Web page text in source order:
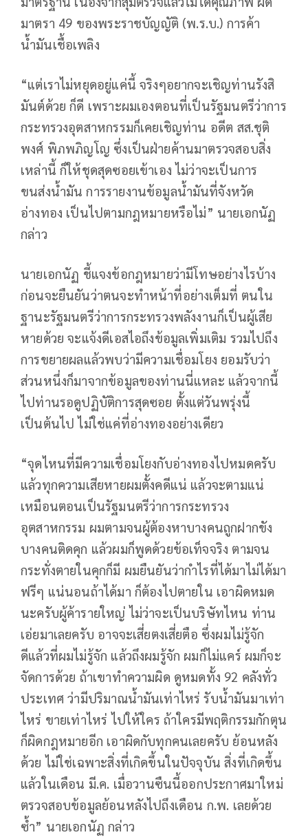
มาตรา 49 ของพระราชบัญญัติ (พ.ร.บ.) การค้า
น้ำมันเชื้อเพลิง
“แต่เราไม่หยุดอยู่แค่นี้ จริงๆอยากจะเชิญท่านรังสิ
มันต์ด้วย ก็ดี เพราะผมเองตอนที่เป็นรัฐมนตรีว่าการ
กระทรวงอุตสาหกรรมก็เคยเชิญท่าน อดีต สส.ชุติ
พงศ์ พิภพภิญโญ ซึ่งเป็นฝ่ายค้านมาตรวจสอบสิ่ง
เหล่านี้ ก็ให้ชุดสุดซอยเข้าเอง ไม่ว่าจะเป็นการ
ขนส่งน้ำมัน การรายงานข้อมูลน้ำมันที่จังหวัด
อ่างทอง เป็นไปตามกฎหมายหรือไม่” นายเอกนัฏ
กล่าว
นายเอกนัฏ ชี้แจงข้อกฎหมายว่ามีโทษอย่างไรบ้าง
ก่อนจะยืนยันว่าตนจะทำหน้าที่อย่างเต็มที่ ตนใน
ฐานะรัฐมนตรีว่าการกระทรวงพลังงานก็เป็นผู้เสีย
หายด้วย จะแจ้งดีเอสไอถึงข้อมูลเพิ่มเติม รวมไปถึง
การขยายผลแล้วพบว่ามีความเชื่อมโยง ยอมรับว่า
ส่วนหนึ่งก็มาจากข้อมูลของท่านนี่แหละ แล้วจากนี้
ไปท่านรอดูปฏิบัติการสุดซอย ตั้งแต่วันพรุ่งนี้
เป็นต้นไป ไม่ใช่แค่ที่อ่างทองอย่างเดียว
“จุดไหนที่มีความเชื่อมโยงกับอ่างทองไปหมดครับ
แล้วทุกความเสียหายผมตั้งคดีแน่ แล้วจะตามแน่
เหมือนตอนเป็นรัฐมนตรีว่าการกระทรวง
อุตสาหกรรม ผมตามจนผู้ต้องหาบางคนถูกฝากขัง
บางคนติดคุก แล้วผมก็พูดด้วยข้อเท็จจริง ตามจน
กระทั่งตายในคุกก็มี ผมยืนยันว่ากำไรที่ได้มาไม่ได้มา
ฟรีๆ แน่นอนถ้าได้มา ก็ต้องไปตายใน เอาผิดหมด
นะครับผู้ค้ารายใหญ่ ไม่ว่าจะเป็นบริษัทไหน ท่าน
เอ่ยมาเลยครับ อาจจะเสี่ยตงเสี่ยตือ ซึ่งผมไม่รู้จัก
ดีแล้วที่ผมไม่รู้จัก แล้วถึงผมรู้จัก ผมก็ไม่แคร์ ผมก็จะ
จัดการด้วย ถ้าเขาทำความผิด ดูหมดทั้ง 92 คลังทั่ว
ประเทศ ว่ามีปริมาณน้ำมันเท่าไหร่ รับน้ำมันมาเท่า
ไหร่ ขายเท่าไหร่ ไปให้ใคร ถ้าใครมีพฤติกรรมกักตุน
ก็ผิดกฎหมายอีก เอาผิดกับทุกคนเลยครับ ย้อนหลัง
ด้วย ไม่ใช่เฉพาะสิ่งที่เกิดขึ้นในปัจจุบัน สิ่งที่เกิดขึ้น
แล้วในเดือน มี.ค. เมื่อวานซืนนี้ออกประกาศมาใหม่
ตรวจสอบข้อมูลย้อนหลังไปถึงเดือน ก.พ. เลยด้วย
ซ้ำ” นายเอกนัฏ กล่าว